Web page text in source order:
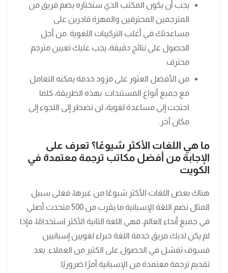
يجب أن يكون المكتب الذي ستختاره يضم فريق من
المترجمين المحترفين والمهرة قادرين على
مساعدتك في أغلب التركيبات اللغوية. من أجل
الحصول على نتائج دقيقة، يجب عليك تعيين مترجم
محترف
من الأفضل العثور على مزود خدمة يمكنه التعامل
مع جميع أنواع المستندات. بهذه الطريقة، كلما
احتجت إلى مساعدة لغوية، لن تضطر إلى اللجوء إلى
مكان آخر.
ما هي اللغات الأكثر شيوعًا؟ تعرف على
الإجابة من أفضل مكاتب ترجمة معتمدة في
الكويت
هناك بعض اللغات الأكثر شيوعًا من غيرها، فعلى سبيل
المثال تضم اللغة الإسبانية ما يقرب من 500 متحدث أصلي
في جميع أنحاء العالم، فهي اللغة الثانية الأكثر استخدامًا، فإذا
لم يكن لديك فريق خدمة اللغة خبراء لغويين إسبانيين
فسوف تفشل في الحصول على الكثير من العملاء. يعد
تقديم ترجمة معتمدة من الإسبانية أمرًا ضروريًا.